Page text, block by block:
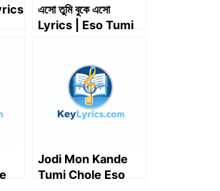
এসো তুমি বুকে এসো
Lyrics | Eso Tumi
Jodi Mon Kande
Tumi Chole Eso